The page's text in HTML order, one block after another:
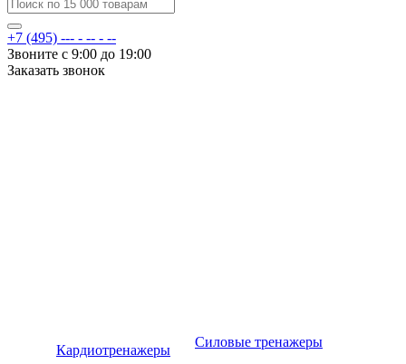
+7 (495) --- - -- - --
Звоните с 9:00 до 19:00
Заказать звонок
Кардиотренажеры
Силовые тренажеры